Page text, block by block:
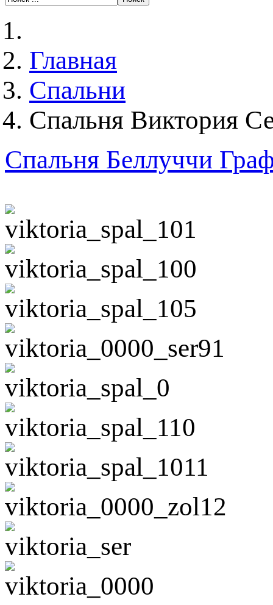
Главная
Спальни
Спальня Виктория
Спальня Беллуччи